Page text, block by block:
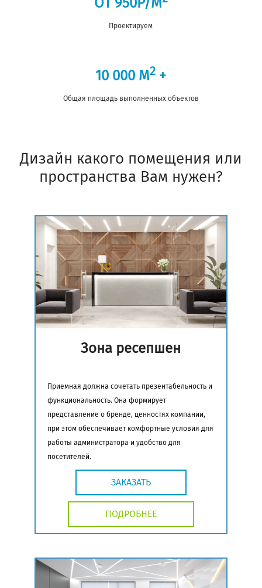
Проектируем
10 000 М2 +
Общая площадь выполненных объектов
Дизайн какого помещения или
пространства Вам нужен?
Зона ресепшен
Приемная должна сочетать презентабельность и
функциональность. Она формирует
представление о бренде, ценностях компании,
при этом обеспечивает комфортные условия для
работы администратора и удобство для
посетителей.
ЗАКАЗАТЬ
ПОДРОБНЕЕ